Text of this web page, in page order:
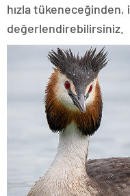
hızla tükeneceğinden,
değerlendirebilirsiniz.